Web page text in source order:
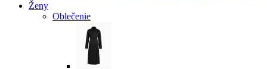
Ženy
Oblečenie